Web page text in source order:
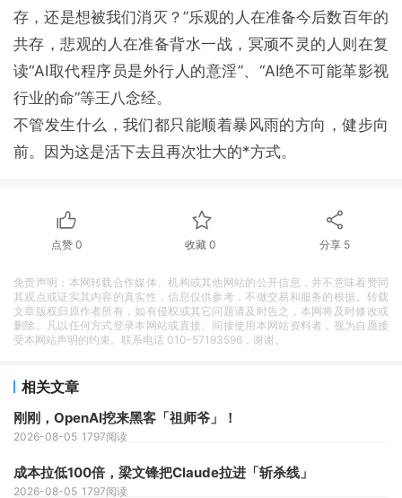
存，还是想被我们消灭？”乐观的人在准备今后数百年的
共存，悲观的人在准备背水一战，冥顽不灵的人则在复
读“AI取代程序员是外行人的意淫”、“AI绝不可能革影视
行业的命”等王八念经。
不管发生什么，我们都只能顺着暴风雨的方向，健步向
前。因为这是活下去且再次壮大的*方式。
点赞0 收藏0 分享 5
免责声明：本网转载合作媒体、机构或其他网站的公开信息，并不意味着赞同
其观点或证实其内容的真实性，信息仅供参考，不做交易和服务的根据。转载
文章版权归原作者所有，如有侵权或其它问题请及时告之，本网将及时修改或
删除。凡以任何方式登录本网站或直接、间接使用本网站资料者，视为自愿接
受本网站声明的约束。联系电话 010-57193596，谢谢。
相关文章
刚刚，OpenAI挖来黑客「祖师爷」！
2026-08-05 1797阅读
成本拉低100倍，梁文锋把Claude拉进「斩杀线」
2026-08-05 1797阅读